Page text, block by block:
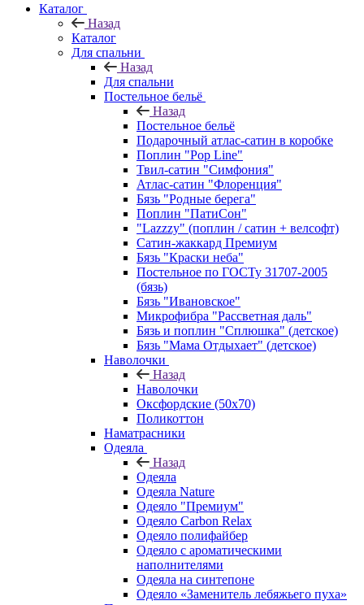
Каталог
Назад
Каталог
Для спальни
Назад
Для спальни
Постельное бельё
Назад
Постельное бельё
Подарочный атлас-сатин в коробке
Поплин "Pop Line"
Твил-сатин "Симфония"
Атлас-сатин "Флоренция"
Бязь "Родные берега"
Поплин "ПатиСон"
"Lazzzy" (поплин / сатин + велсофт)
Сатин-жаккард Премиум
Бязь "Краски неба"
Постельное по ГОСТу 31707-2005
(бязь)
Бязь "Ивановское"
Микрофибра "Рассветная даль"
Бязь и поплин "Сплюшка" (детское)
Бязь "Мама Отдыхает" (детское)
Наволочки
Назад
Наволочки
Оксфордские (50х70)
Поликоттон
Наматрасники
Одеяла
Назад
Одеяла
Одеяла Nature
Одеяло "Премиум"
Одеяло Carbon Relax
Одеяло полифайбер
Одеяло с ароматическими
наполнителями
Одеяла на синтепоне
Одеяло «Заменитель лебяжьего пуха»